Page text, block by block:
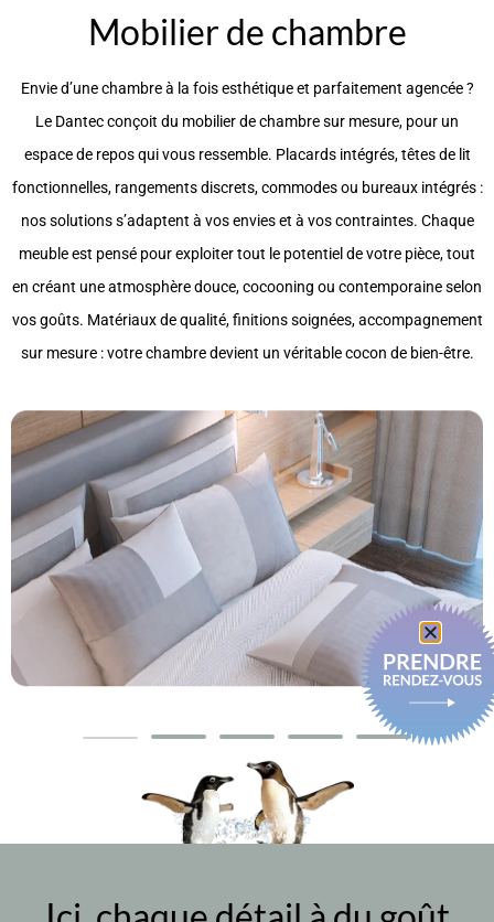
Mobilier de chambre
Envie d’une chambre à la fois esthétique et parfaitement agencée ?
Le Dantec conçoit du mobilier de chambre sur mesure, pour un
espace de repos qui vous ressemble. Placards intégrés, têtes de lit
fonctionnelles, rangements discrets, commodes ou bureaux intégrés :
nos solutions s’adaptent à vos envies et à vos contraintes. Chaque
meuble est pensé pour exploiter tout le potentiel de votre pièce, tout
en créant une atmosphère douce, cocooning ou contemporaine selon
vos goûts. Matériaux de qualité, finitions soignées, accompagnement
sur mesure : votre chambre devient un véritable cocon de bien-être.